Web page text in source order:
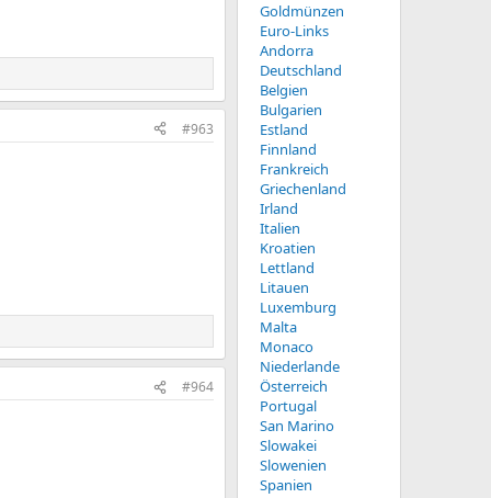
#963
#964
Goldmünzen
Euro-Links
Andorra
Deutschland
Belgien
Bulgarien
Estland
Finnland
Frankreich
Griechenland
Irland
Italien
Kroatien
Lettland
Litauen
Luxemburg
Malta
Monaco
Niederlande
Österreich
Portugal
San Marino
Slowakei
Slowenien
Spanien